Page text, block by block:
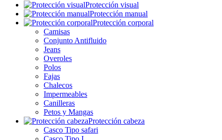
Protección visual
Protección manual
Protección corporal
Camisas
Conjunto Antifluido
Jeans
Overoles
Polos
Fajas
Chalecos
Impermeables
Canilleras
Petos y Mangas
Protección cabeza
Casco Tipo safari